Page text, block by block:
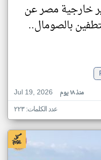
خارجية مصر عن
بالصومال..
Jul 19, 2026
منذ ١٨ يوم
عدد الكلمات: ٢٢٣